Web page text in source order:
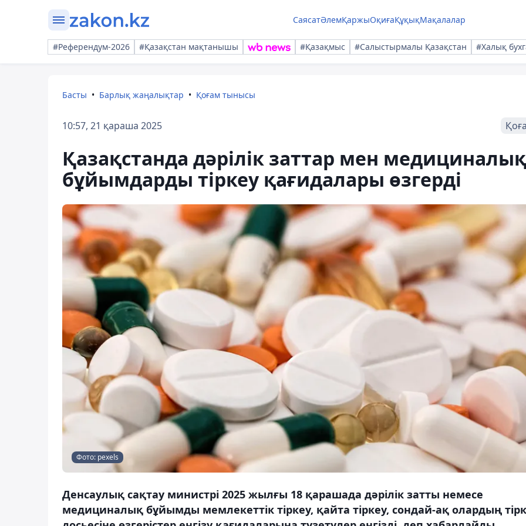
СаясатӘлемҚаржыОқиғаҚұқықМақалалар
#Референдум-2026 #Қазақстан мақтанышы #Қазақмыс #Салыстырмалы Қазақстан #Халық
Басты Барлық жаңалықтар Қоғам тынысы
10:57, 21 қараша 2025
Қазақстанда дәрілік заттар мен медициналық
бұйымдарды тіркеу қағидалары өзгерді
Фото: pexels
Денсаулық сақтау министрі 2025 жылғы 18 қарашада дәрілік затты немесе
медициналық бұйымды мемлекеттік тіркеу, қайта тіркеу, сондай-ақ олардың